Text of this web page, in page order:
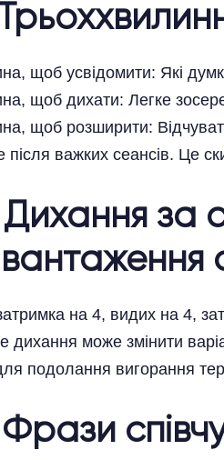
щоб усвідомити: Які
щоб дихати: Легке
щоб розширити:
після важких сеансів. Це
за
на 4, видих на 4,
дихання може змінити
подолання вигорання